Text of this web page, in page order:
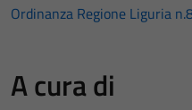
Ordinanza Regione Liguria
A cura di